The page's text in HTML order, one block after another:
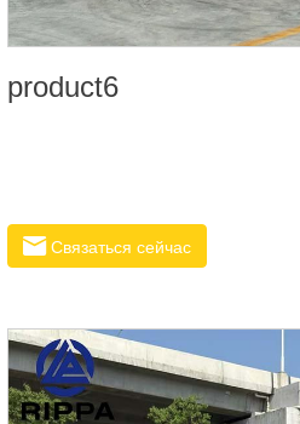
product6
Связаться сейчас